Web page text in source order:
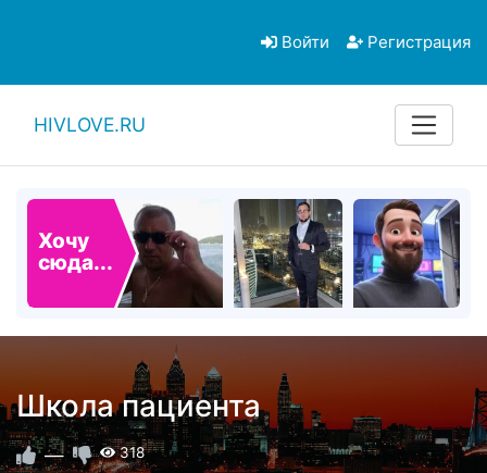
Войти Регистрация
HIVLOVE.RU
Хочу
сюда...
Школа пациента
— 318